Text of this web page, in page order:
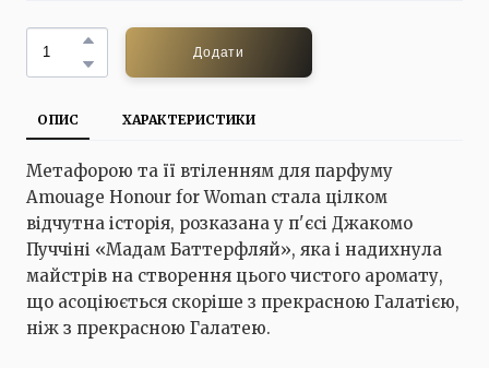
Додати
ОПИС ХАРАКТЕРИСТИКИ
Метафорою та її втіленням для парфуму
Amouage Honour for Woman стала цілком
відчутна історія, розказана у п'єсі Джакомо
Пуччіні «Мадам Баттерфляй», яка і надихнула
майстрів на створення цього чистого аромату,
що асоціюється скоріше з прекрасною Галатією,
ніж з прекрасною Галатею.